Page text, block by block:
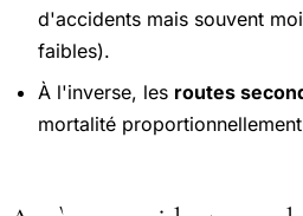
d'accidents mais souvent
faibles).
À l'inverse, les routes
mortalité